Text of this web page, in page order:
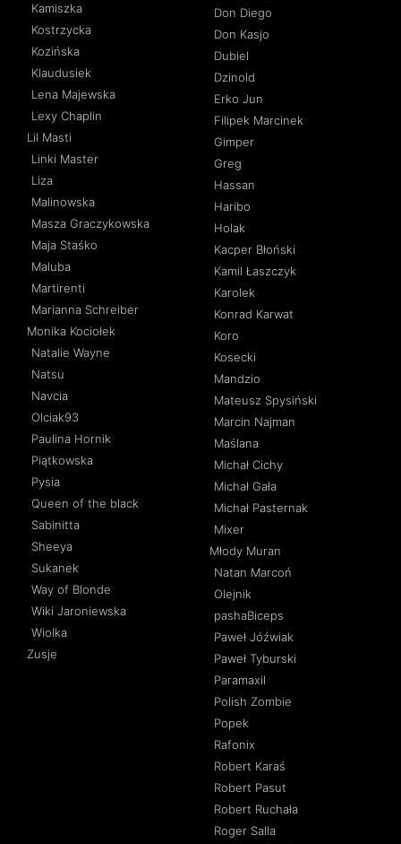
Kamiszka
Kostrzycka
Kozińska
Klaudusiek
Lena Majewska
Lexy Chaplin
Lil Masti
Linki Master
Liza
Malinowska
Masza Graczykowska
Maja Staśko
Maluba
Martirenti
Marianna Schreiber
Monika Kociołek
Natalie Wayne
Natsu
Navcia
Olciak93
Paulina Hornik
Piątkowska
Pysia
Queen of the black
Sabinitta
Sheeya
Sukanek
Way of Blonde
Wiki Jaroniewska
Wiolka
Zusje
Don Diego
Don Kasjo
Dubiel
Dzinold
Erko Jun
Filipek Marcinek
Gimper
Greg
Hassan
Haribo
Holak
Kacper Błoński
Kamil Łaszczyk
Karolek
Konrad Karwat
Koro
Kosecki
Mandzio
Mateusz Spysiński
Marcin Najman
Maślana
Michał Cichy
Michał Gała
Michał Pasternak
Mixer
Młody Muran
Natan Marcoń
Olejnik
pashaBiceps
Paweł Jóźwiak
Paweł Tyburski
Paramaxil
Polish Zombie
Popek
Rafonix
Robert Karaś
Robert Pasut
Robert Ruchała
Roger Salla